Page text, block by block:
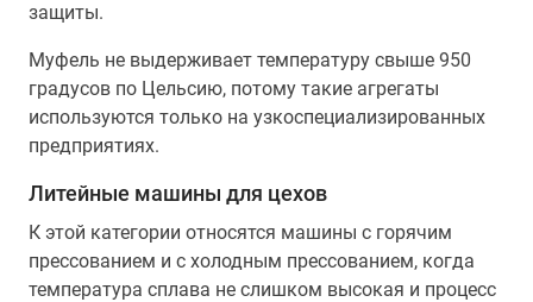
защиты.
Муфель не выдерживает температуру свыше 950
градусов по Цельсию, потому такие агрегаты
используются только на узкоспециализированных
предприятиях.
Литейные машины для цехов
К этой категории относятся машины с горячим
прессованием и с холодным прессованием, когда
температура сплава не слишком высокая и процесс